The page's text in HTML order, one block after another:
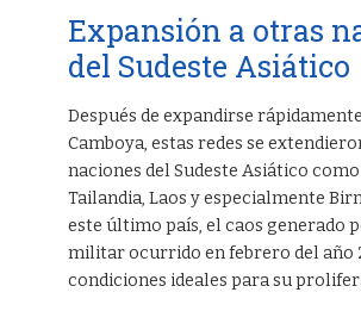
Expansión a otras
del Sudeste Asiático
Después de expandirse
Camboya, estas redes se
naciones del Sudeste Asiático
Tailandia, Laos y especialmente
este último país, el caos generado
militar ocurrido en febrero del año
condiciones ideales para su